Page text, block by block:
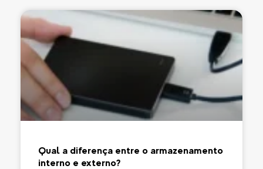
Qual a diferença entre o armazenamento
interno e externo?